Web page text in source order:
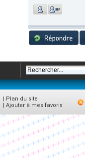
| Plan du site
| Ajouter à mes favoris